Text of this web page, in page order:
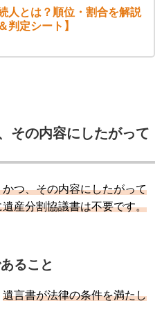
人とは？順位・割合を解説
判定シート】
その内容にしたがって
つ、その内容にしたがって
産分割協議書は不要です。
ること
遺言書が法律の条件を満たし